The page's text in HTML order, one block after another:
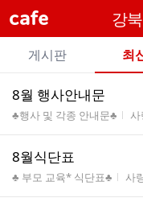
cafe 강
카
페
메
뉴
게시판 최
전
체
글
리
8월 행사안내문
게시판명
♣행사 및 각종 안내문♣ 작
8월식단표
게시판명
♣ 부모 교육* 식단표♣ 작
사